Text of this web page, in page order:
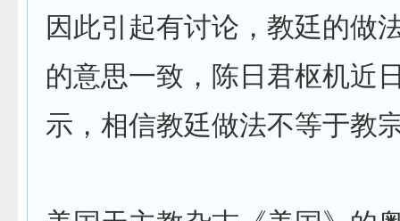
因此引起有讨论，教廷的做
的意思一致，陈日君枢机近
示，相信教廷做法不等于教